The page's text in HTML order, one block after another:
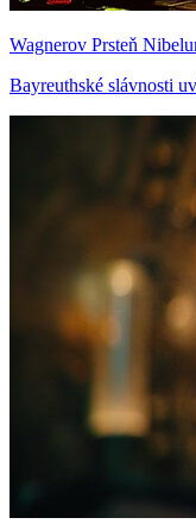
Wagnerov Prsteň
Bayreuthské slávnosti